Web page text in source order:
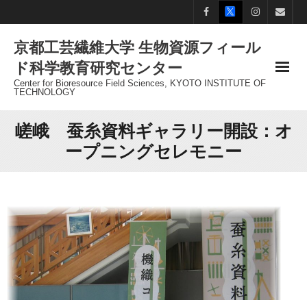
to
content
京都工芸繊維大学 生物資源フィール
ド科学教育研究センター
Center for Bioresource Field Sciences, KYOTO INSTITUTE OF
TECHNOLOGY
嵯峨 蚕糸資料ギャラリー開設：オ
ープニングセレモニー